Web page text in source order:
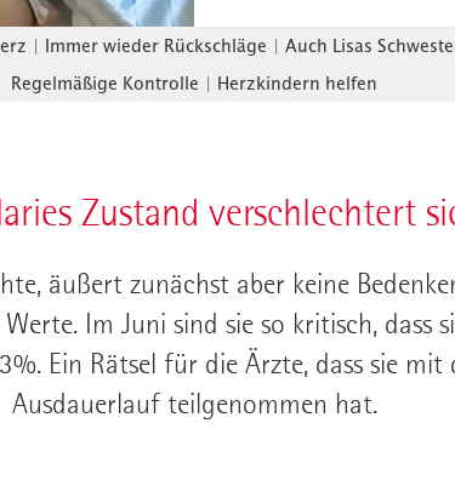
| Immer wieder Rückschläge | Auch Lisas
Regelmäßige Kontrolle | Herzkindern helfen
Zustand verschlechtert
äußert zunächst aber keine
Im Juni sind sie so kritisch,
Ein Rätsel für die Ärzte, dass sie
Ausdauerlauf teilgenommen hat.